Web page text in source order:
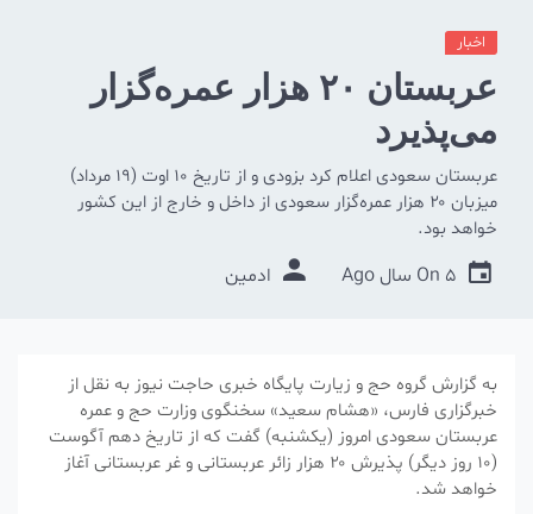
اخبار
عربستان ۲۰ هزار عمره‌گزار
می‌‌پذیرد
عربستان سعودی اعلام کرد بزودی و از تاریخ ۱۰ اوت (۱۹ مرداد)
میزبان ۲۰ هزار عمره‌گزار سعودی از داخل و خارج از این کشور
خواهد بود.
On 5 سال Ago ادمین
به گزارش گروه حج و زیارت پایگاه خبری حاجت نیوز به نقل از
خبرگزاری فارس، «هشام سعید» سخنگوی وزارت حج و عمره
عربستان سعودی امروز (یکشنبه) گفت که از تاریخ دهم آگوست
(۱۰ روز دیگر) پذیرش ۲۰ هزار زائر عربستانی و غر عربستانی آغاز
خواهد شد.